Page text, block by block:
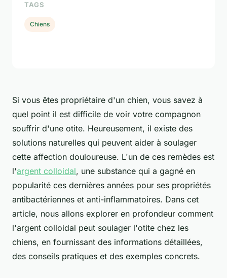
Si vous êtes propriétaire d'un chien, vous savez à
quel point il est difficile de voir votre compagnon
souffrir d'une otite. Heureusement, il existe des
solutions naturelles qui peuvent aider à soulager
cette affection douloureuse. L'un de ces remèdes est
l'argent colloidal, une substance qui a gagné en
popularité ces dernières années pour ses propriétés
antibactériennes et anti-inflammatoires. Dans cet
article, nous allons explorer en profondeur comment
l'argent colloidal peut soulager l'otite chez les
chiens, en fournissant des informations détaillées,
des conseils pratiques et des exemples concrets.
TAGS
Chiens